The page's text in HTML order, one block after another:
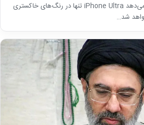
تصاویر تازه فاش‌شده نشان می‌دهد iPhone Ultra تنها در رنگ‌های خاکستری
شد…